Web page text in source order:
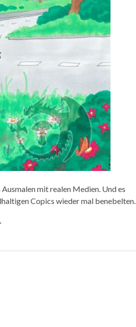
mit realen Medien. Und es
Copics wieder mal benebelten.